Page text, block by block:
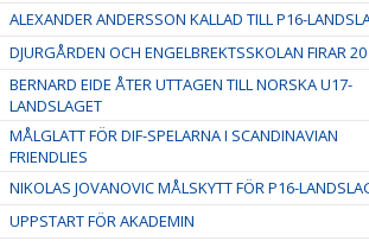
ALEXANDER ANDERSSON KALLAD TILL P16-
DJURGÅRDEN OCH ENGELBREKTSSKOLAN FIRAR
BERNARD EIDE ÅTER UTTAGEN TILL NORSKA U17-
LANDSLAGET
MÅLGLATT FÖR DIF-SPELARNA I SCANDINAVIAN
FRIENDLIES
NIKOLAS JOVANOVIC MÅLSKYTT FÖR P16-
UPPSTART FÖR AKADEMIN